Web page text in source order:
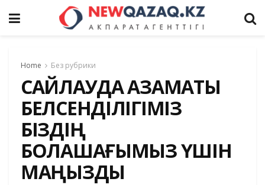
Home Без рубрики
САЙЛАУДА АЗАМАТЫҚ
БЕЛСЕНДІЛІГІМІЗ
БІЗДІҢ
БОЛАШАҒЫМЫЗ ҮШІН
МАҢЫЗДЫ